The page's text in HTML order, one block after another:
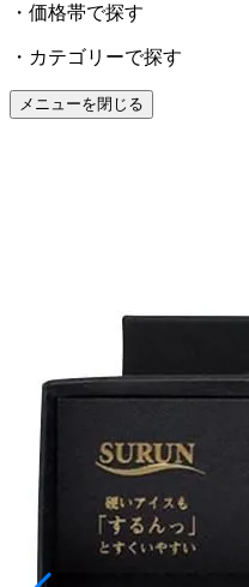
・価格帯で探す
・カテゴリーで探す
メニューを閉じる